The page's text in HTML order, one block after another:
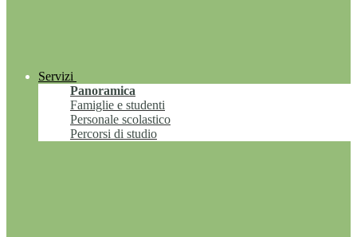
Servizi
Panoramica
Famiglie e studenti
Personale scolastico
Percorsi di studio